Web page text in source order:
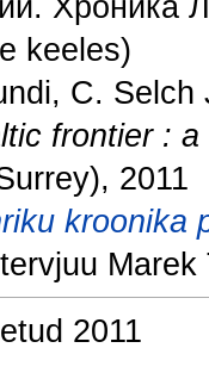
keeles)
C.
frontier :
2011
kroonika
2011